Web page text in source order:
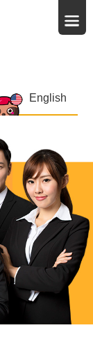
English